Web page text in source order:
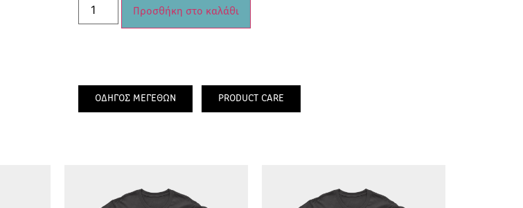
Προσθήκη στο καλάθι
ΟΔΗΓΟΣ ΜΕΓΕΘΩΝ PRODUCT CARE